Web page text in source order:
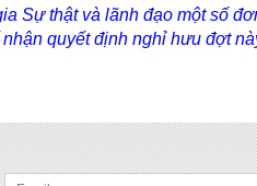
Sự thật và lãnh đạo một số
quyết định nghỉ hưu đợt